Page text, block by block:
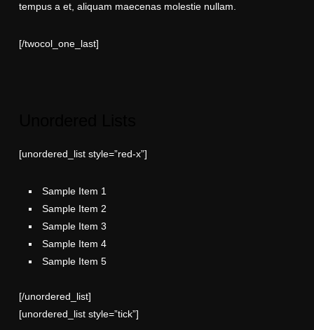
tempus a et, aliquam maecenas molestie nullam.
[/twocol_one_last]
[unordered_list style=”red-x”]
Sample Item 1
Sample Item 2
Sample Item 3
Sample Item 4
Sample Item 5
[/unordered_list]
[unordered_list style=”tick”]